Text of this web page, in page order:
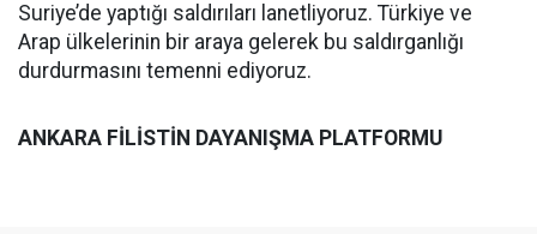
Suriye’de yaptığı saldırıları lanetliyoruz. Türkiye ve
Arap ülkelerinin bir araya gelerek bu saldırganlığı
durdurmasını temenni ediyoruz.
ANKARA FİLİSTİN DAYANIŞMA PLATFORMU